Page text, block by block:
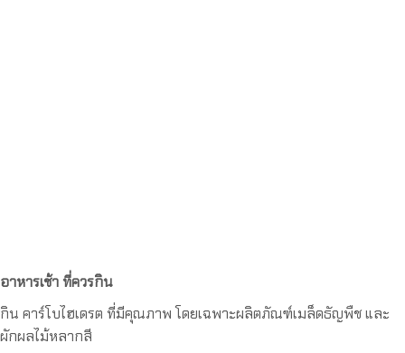
อาหารเช้า ที่ควรกิน
กิน คาร์โบไฮเดรต ที่มีคุณภาพ โดยเฉพาะผลิตภัณฑ์เมล็ดธัญพืช และ
ผักผลไม้หลากสี